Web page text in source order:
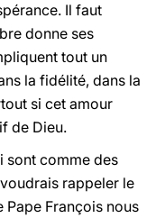
Il faut
donne ses
tout un
la fidélité, dans la
si cet amour
de Dieu.
sont comme des
rappeler le
Pape François nous